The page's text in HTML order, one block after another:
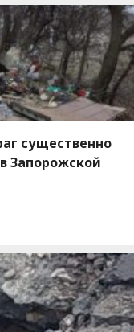
существенно
Запорожской